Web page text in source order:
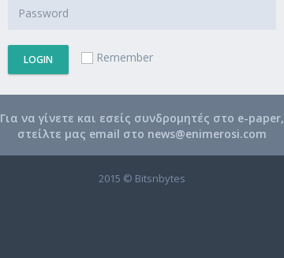
LOGIN Remember
Για να γίνετε και εσείς συνδρομητές στο e-paper,
στείλτε μας email στο news@enimerosi.com
2015 © Bitsnbytes